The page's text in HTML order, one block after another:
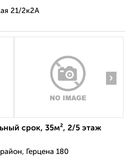
21/2к2А
›
срок, 35м², 2/5 этаж
Герцена 180